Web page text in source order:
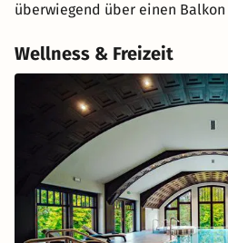
überwiegend über einen Balkon
Wellness & Freizeit